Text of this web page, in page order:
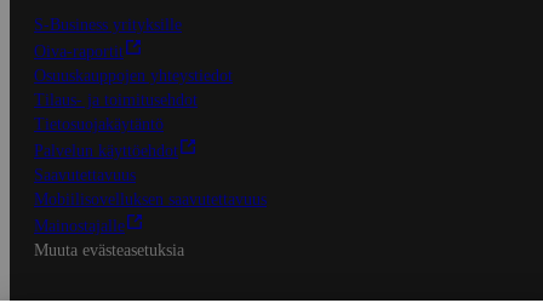
S-Business yrityksille
Oiva-raportit
Osuuskauppojen yhteystiedot
Tilaus- ja toimitusehdot
Tietosuojakäytäntö
Palvelun käyttöehdot
Saavutettavuus
Mobiilisovelluksen saavutettavuus
Mainostajalle
Muuta evästeasetuksia